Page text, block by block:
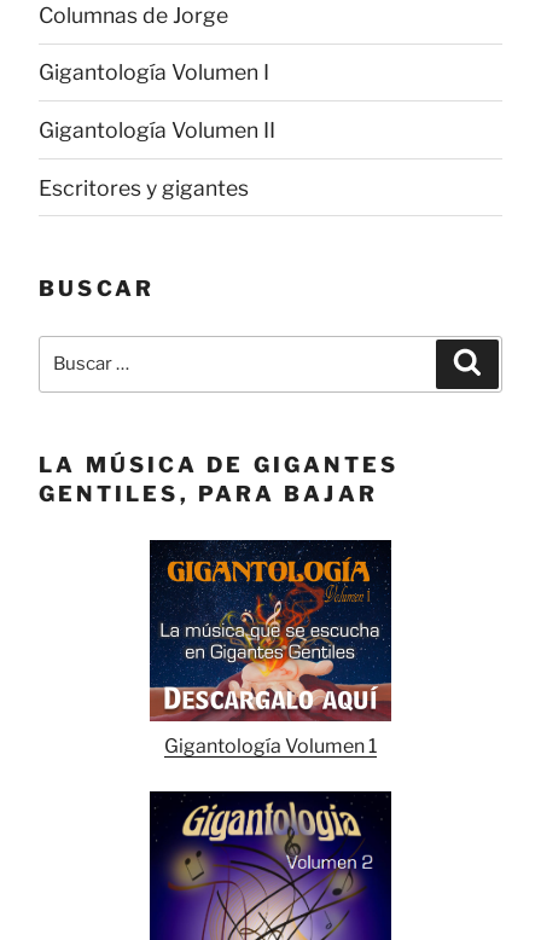
Columnas de Jorge
Gigantología Volumen I
Gigantología Volumen II
Escritores y gigantes
BUSCAR
Buscar
LA MÚSICA DE GIGANTES
GENTILES, PARA BAJAR
Gigantología Volumen 1